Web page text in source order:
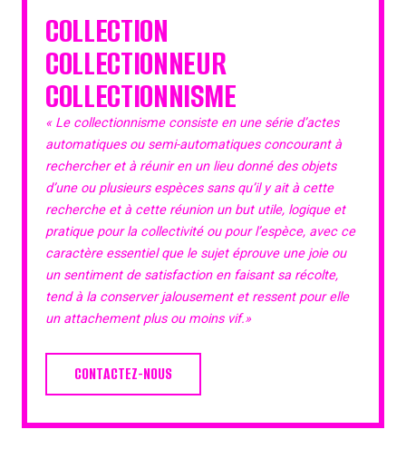
COLLECTION
COLLECTIONNEUR
COLLECTIONNISME
« Le collectionnisme consiste en une série d’actes
automatiques ou semi-automatiques concourant à
rechercher et à réunir en un lieu donné des objets
d’une ou plusieurs espèces sans qu’il y ait à cette
recherche et à cette réunion un but utile, logique et
pratique pour la collectivité ou pour l’espèce, avec ce
caractère essentiel que le sujet éprouve une joie ou
un sentiment de satisfaction en faisant sa récolte,
tend à la conserver jalousement et ressent pour elle
un attachement plus ou moins vif.»
CONTACTEZ-NOUS